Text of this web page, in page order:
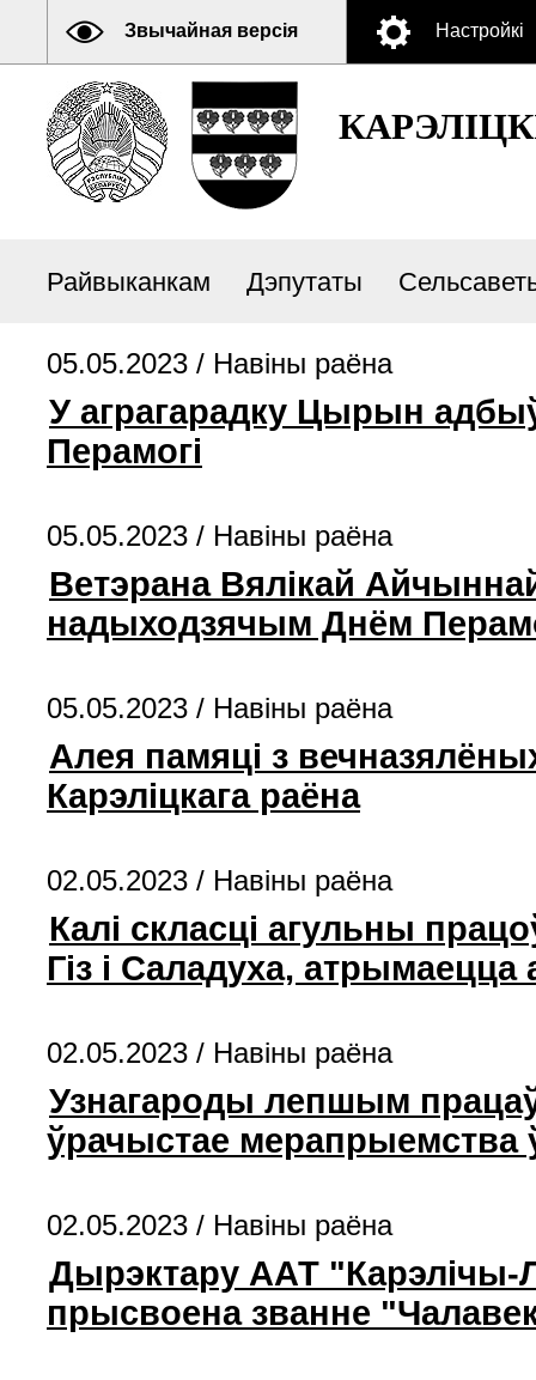
Звычайная версія Настройкі
Райвыканкам Дэпутаты
05.05.2023 / Навiны раёна
У аграгарадку Цырын
Перамогі
05.05.2023 / Навiны раёна
Ветэрана Вялікай
надыходзячым Днём
05.05.2023 / Навiны раёна
Алея памяці з
Карэліцкага раёна
02.05.2023 / Навiны раёна
Калі скласці агульны
Гіз і Саладуха, атрымаецца
02.05.2023 / Навiны раёна
Узнагароды лепшым
ўрачыстае мерапрыемства
02.05.2023 / Навiны раёна
Дырэктару ААТ "Карэлічы-
прысвоена званне